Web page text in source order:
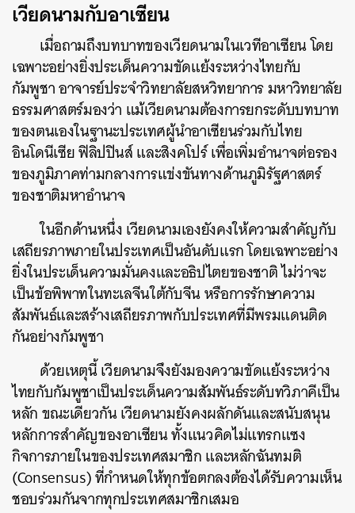
เวียดนามกับอาเซียน
เมื่อถามถึงบทบาทของเวียดนามในเวทีอาเซียน โดย
เฉพาะอย่างยิ่งประเด็นความขัดแย้งระหว่างไทยกับ
กัมพูชา อาจารย์ประจำวิทยาลัยสหวิทยาการ มหาวิทยาลัย
ธรรมศาสตร์มองว่า แม้เวียดนามต้องการยกระดับบทบาท
ของตนเองในฐานะประเทศผู้นำอาเซียนร่วมกับไทย
อินโดนีเซีย ฟิลิปปินส์ และสิงคโปร์ เพื่อเพิ่มอำนาจต่อรอง
ของภูมิภาคท่ามกลางการแข่งขันทางด้านภูมิรัฐศาสตร์
ของชาติมหาอำนาจ
ในอีกด้านหนึ่ง เวียดนามเองยังคงให้ความสำคัญกับ
เสถียรภาพภายในประเทศเป็นอันดับแรก โดยเฉพาะอย่าง
ยิ่งในประเด็นความมั่นคงและอธิปไตยของชาติ ไม่ว่าจะ
เป็นข้อพิพาทในทะเลจีนใต้กับจีน หรือการรักษาความ
สัมพันธ์และสร้างเสถียรภาพกับประเทศที่มีพรมแดนติด
กันอย่างกัมพูชา
ด้วยเหตุนี้ เวียดนามจึงยังมองความขัดแย้งระหว่าง
ไทยกับกัมพูชาเป็นประเด็นความสัมพันธ์ระดับทวิภาคีเป็น
หลัก ขณะเดียวกัน เวียดนามยังคงผลักดันและสนับสนุน
หลักการสำคัญของอาเซียน ทั้งแนวคิดไม่แทรกแซง
กิจการภายในของประเทศสมาชิก และหลักฉันทมติ
(Consensus) ที่กำหนดให้ทุกข้อตกลงต้องได้รับความเห็น
ชอบร่วมกันจากทุกประเทศสมาชิกเสมอ